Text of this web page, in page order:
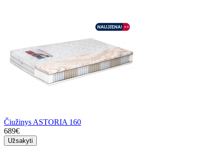
Čiužinys ASTORIA 160
689€
Užsakyti